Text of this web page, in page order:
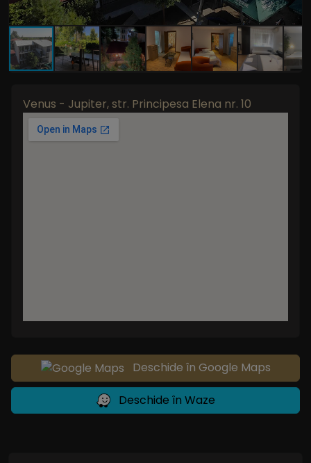
Venus - Jupiter, str. Principesa Elena nr. 10
Deschide în Google Maps
Deschide în Waze